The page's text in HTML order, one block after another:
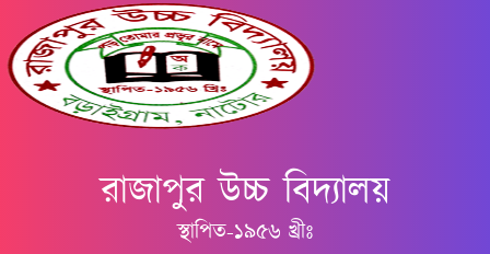
রাজাপুর উচ্চ বিদ্যালয়
স্থাপিত-১৯৫৬ খ্রীঃ